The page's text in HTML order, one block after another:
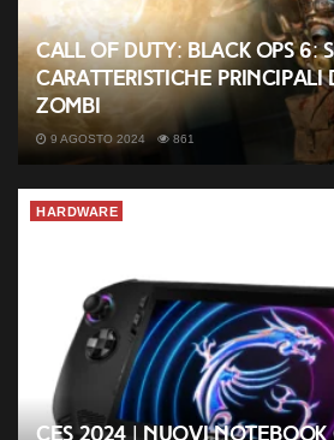
Call of Duty: Black Ops 6:
caratteristiche principali
Zombi
9 AGOSTO 2024 861
HARDWARE
CES 2024 | Nuovi